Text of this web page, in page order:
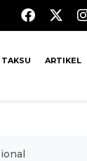
TAKSU ARTIKEL